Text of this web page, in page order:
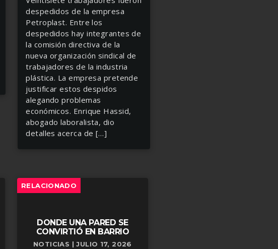
despedidos de la empresa
Petroplast. Entre los
despedidos hay integrantes de
la comisión directiva de la
nueva organización sindical de
trabajadores de la industria
plástica. La empresa pretende
justificar estos despidos
alegando problemas
económicos. Enrique Hassid,
abogado laboralista, dio
detalles acerca de […]
RELACIONADO
DONDE UNA PARED SE
CONVIRTIÓ EN BARRIO
NOTICIAS | JULIO 17, 2026